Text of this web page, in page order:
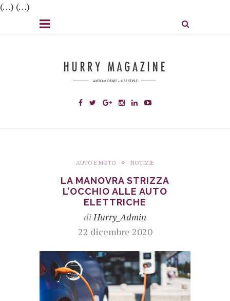
(…) (…)
AUTO E MOTO NOTIZIE
LA MANOVRA STRIZZA
L’OCCHIO ALLE AUTO
ELETTRICHE
diHurry_Admin
22 dicembre 2020